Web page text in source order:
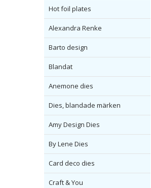
Hot foil plates
Alexandra Renke
Barto design
Blandat
Anemone dies
Dies, blandade märken
Amy Design Dies
By Lene Dies
Card deco dies
Craft & You